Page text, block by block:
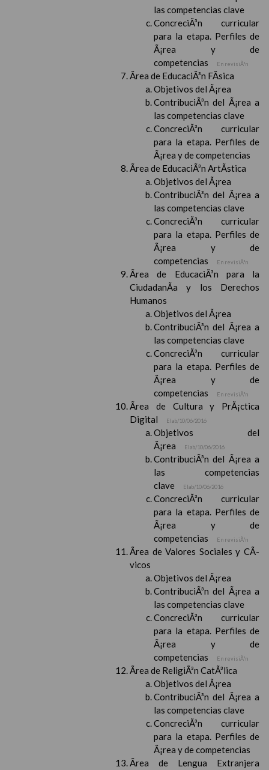
las competencias clave
ConcreciÃ³n curricular
para la etapa. Perfiles de
Ã¡rea y de
competencias
En revisiÃ³n
Ãrea de EducaciÃ³n FÃ­sica
Objetivos del Ã¡rea
ContribuciÃ³n del Ã¡rea a
las competencias clave
ConcreciÃ³n curricular
para la etapa. Perfiles de
Ã¡rea y de competencias
Ãrea de EducaciÃ³n ArtÃ­stica
Objetivos del Ã¡rea
ContribuciÃ³n del Ã¡rea a
las competencias clave
ConcreciÃ³n curricular
para la etapa. Perfiles de
Ã¡rea y de
competencias
En revisiÃ³n
Ãrea de EducaciÃ³n para la
CiudadanÃ­a y los Derechos
Humanos
Objetivos del Ã¡rea
ContribuciÃ³n del Ã¡rea a
las competencias clave
ConcreciÃ³n curricular
para la etapa. Perfiles de
Ã¡rea y de
competencias
En revisiÃ³n
Ãrea de Cultura y PrÃ¡ctica
Digital
Elab/10/06/2016
Objetivos del
Ã¡rea
Elab/10/06/2016
ContribuciÃ³n del Ã¡rea a
las competencias
clave
Elab/10/06/2016
ConcreciÃ³n curricular
para la etapa. Perfiles de
Ã¡rea y de
competencias
En revisiÃ³n
Ãrea de Valores Sociales y CÃ­
vicos
Objetivos del Ã¡rea
ContribuciÃ³n del Ã¡rea a
las competencias clave
ConcreciÃ³n curricular
para la etapa. Perfiles de
Ã¡rea y de
competencias
En revisiÃ³n
Ãrea de ReligiÃ³n CatÃ³lica
Objetivos del Ã¡rea
ContribuciÃ³n del Ã¡rea a
las competencias clave
ConcreciÃ³n curricular
para la etapa. Perfiles de
Ã¡rea y de competencias
Ãrea de Lengua Extranjera